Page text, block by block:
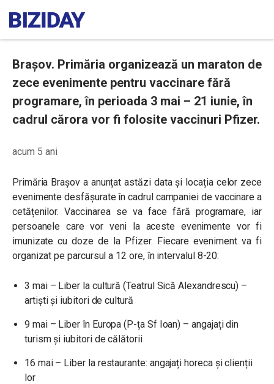
Brașov. Primăria organizează un maraton de
zece evenimente pentru vaccinare fără
programare, în perioada 3 mai – 21 iunie, în
cadrul cărora vor fi folosite vaccinuri Pfizer.
acum 5 ani
Primăria Brașov a anunțat astăzi data și locația celor zece
evenimente desfășurate în cadrul campaniei de vaccinare a
cetățenilor. Vaccinarea se va face fără programare, iar
persoanele care vor veni la aceste evenimente vor fi
imunizate cu doze de la Pfizer. Fiecare eveniment va fi
organizat pe parcursul a 12 ore, în intervalul 8-20:
3 mai – Liber la cultură (Teatrul Sică Alexandrescu) –
artiști și iubitori de cultură
9 mai – Liber în Europa (P-ța Sf Ioan) – angajați din
turism și iubitori de călătorii
16 mai – Liber la restaurante: angajați horeca și clienții
lor